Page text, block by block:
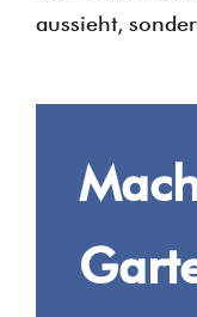
aussieht,